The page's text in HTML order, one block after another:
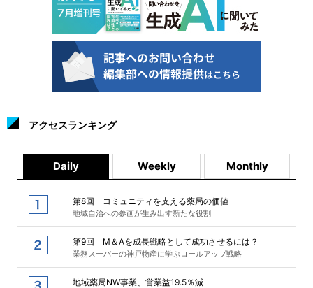
アクセスランキング
Daily Weekly Monthly
第8回 コミュニティを支える薬局の価値
地域自治への参画が生み出す新たな役割
第9回 M＆Aを成長戦略として成功させるには？
業務スーパーの神戸物産に学ぶロールアップ戦略
地域薬局NW事業、営業益19.5％減